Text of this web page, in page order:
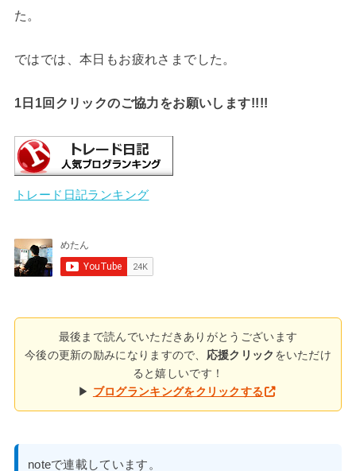
た。
ではでは、本日もお疲れさまでした。
1日1回クリックのご協力をお願いします!!!!
トレード日記ランキング
最後まで読んでいただきありがとうございます
今後の更新の励みになりますので、 応援クリック をいただけ
ると嬉しいです！
▶ ブログランキングをクリックする
noteで連載しています。